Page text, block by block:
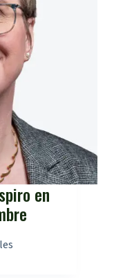
en